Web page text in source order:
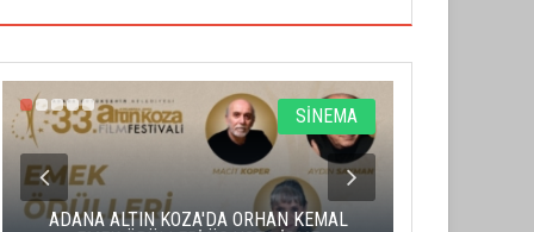
SİNEMA
ADANA ALTIN KOZA'DA ORHAN KEMAL